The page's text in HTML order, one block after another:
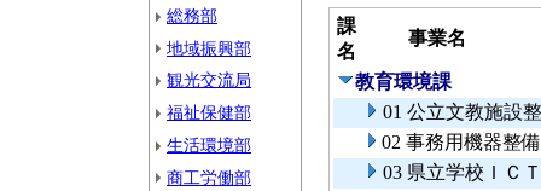
総務部
地域振興部
観光交流局
福祉保健部
生活環境部
商工労働部
課
名
事業名
教育環境課
01 公立文教施設
02 事務用機器整
03 県立学校ＩＣ